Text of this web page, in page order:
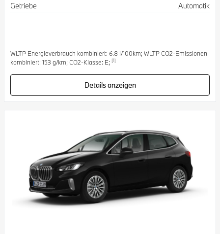
Getriebe
Automatik
WLTP Energieverbrauch kombiniert: 6.8 l/100km; WLTP CO2-Emissionen
kombiniert: 153 g/km; CO2-Klasse: E; [1]
Details anzeigen